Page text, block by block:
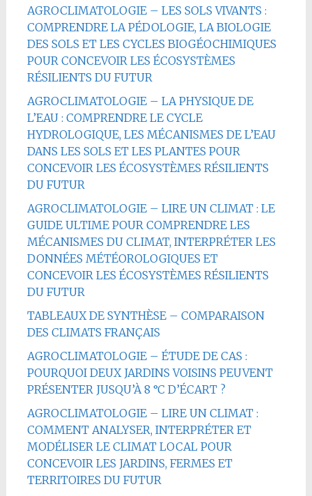
AGROCLIMATOLOGIE – LES SOLS VIVANTS :
COMPRENDRE LA PÉDOLOGIE, LA BIOLOGIE
DES SOLS ET LES CYCLES BIOGÉOCHIMIQUES
POUR CONCEVOIR LES ÉCOSYSTÈMES
RÉSILIENTS DU FUTUR
AGROCLIMATOLOGIE – LA PHYSIQUE DE
L’EAU : COMPRENDRE LE CYCLE
HYDROLOGIQUE, LES MÉCANISMES DE L’EAU
DANS LES SOLS ET LES PLANTES POUR
CONCEVOIR LES ÉCOSYSTÈMES RÉSILIENTS
DU FUTUR
AGROCLIMATOLOGIE – LIRE UN CLIMAT : LE
GUIDE ULTIME POUR COMPRENDRE LES
MÉCANISMES DU CLIMAT, INTERPRÉTER LES
DONNÉES MÉTÉOROLOGIQUES ET
CONCEVOIR LES ÉCOSYSTÈMES RÉSILIENTS
DU FUTUR
TABLEAUX DE SYNTHÈSE – COMPARAISON
DES CLIMATS FRANÇAIS
AGROCLIMATOLOGIE – ÉTUDE DE CAS :
POURQUOI DEUX JARDINS VOISINS PEUVENT
PRÉSENTER JUSQU’À 8 °C D’ÉCART ?
AGROCLIMATOLOGIE – LIRE UN CLIMAT :
COMMENT ANALYSER, INTERPRÉTER ET
MODÉLISER LE CLIMAT LOCAL POUR
CONCEVOIR LES JARDINS, FERMES ET
TERRITOIRES DU FUTUR